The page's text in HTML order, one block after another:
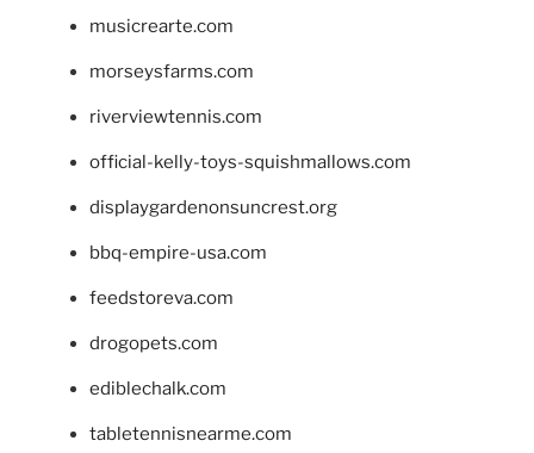
musicrearte.com
morseysfarms.com
riverviewtennis.com
official-kelly-toys-squishmallows.com
displaygardenonsuncrest.org
bbq-empire-usa.com
feedstoreva.com
drogopets.com
ediblechalk.com
tabletennisnearme.com